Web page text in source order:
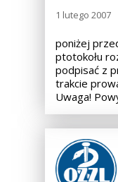
1 lutego 2007
poniżej
ptotokołu
podpisać z
trakcie
Uwaga!